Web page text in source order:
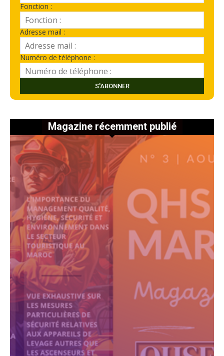
Fonction :
Adresse mail :
Numéro de téléphone :
Magazine récemment publié